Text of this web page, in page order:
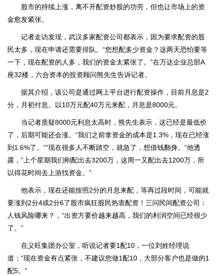
股市的持续上涨，离不开配资炒股的功劳，但也让市场上的资
金愈发紧张。
记者走访发现，武汉多家配资公司都表示，因为要求配资的股
民太多，现在申请还需要排队。“您想配多少资金？这两天恐怕要等
一下，现在配资的人多，我们的资金太紧张了。”在万达企业总部A
座32楼，六合资本的投资顾问熊先生告诉记者。
据其介绍，该公司是通过网上平台进行配资操作，目前月息是2
分，月初付息。以10万元配40万元来配，月息是8000元。
当记者质疑8000元利息太高时，熊先生表示，这已经是最低价
了，后期可能还会涨。“我们之前拿资金的成本是1.3%，现在已经涨
到1.6%了。”“现在很多人不断踏空，就急了，想借钱翻身。”他透
露，“上个星期我们刚配出去3200万，这周一又配出去1200万，所
以得花时间去上游找资金。”
他表示，现在还能按照2分的月息来配，等再过段时间，可能就
要涨到2分4或2分6了股市疯狂股民热衷配资！三问民间配资公司：
人钱风险哪来？，“出资方要价越来越高，我们的利润空间已经很少
了。”
在义旺集团办公室，听说记者要1配10，一位刘姓经理说
道：“现在资金有点紧张，不建议您做1配10，大部分客户也是做的1
配5。”